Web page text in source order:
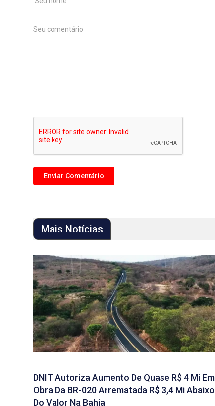
Mais Notícias
DNIT Autoriza Aumento De Quase R$ 4 Mi Em
Obra Da BR-020 Arrematada R$ 3,4 Mi Abaixo
Do Valor Na Bahia